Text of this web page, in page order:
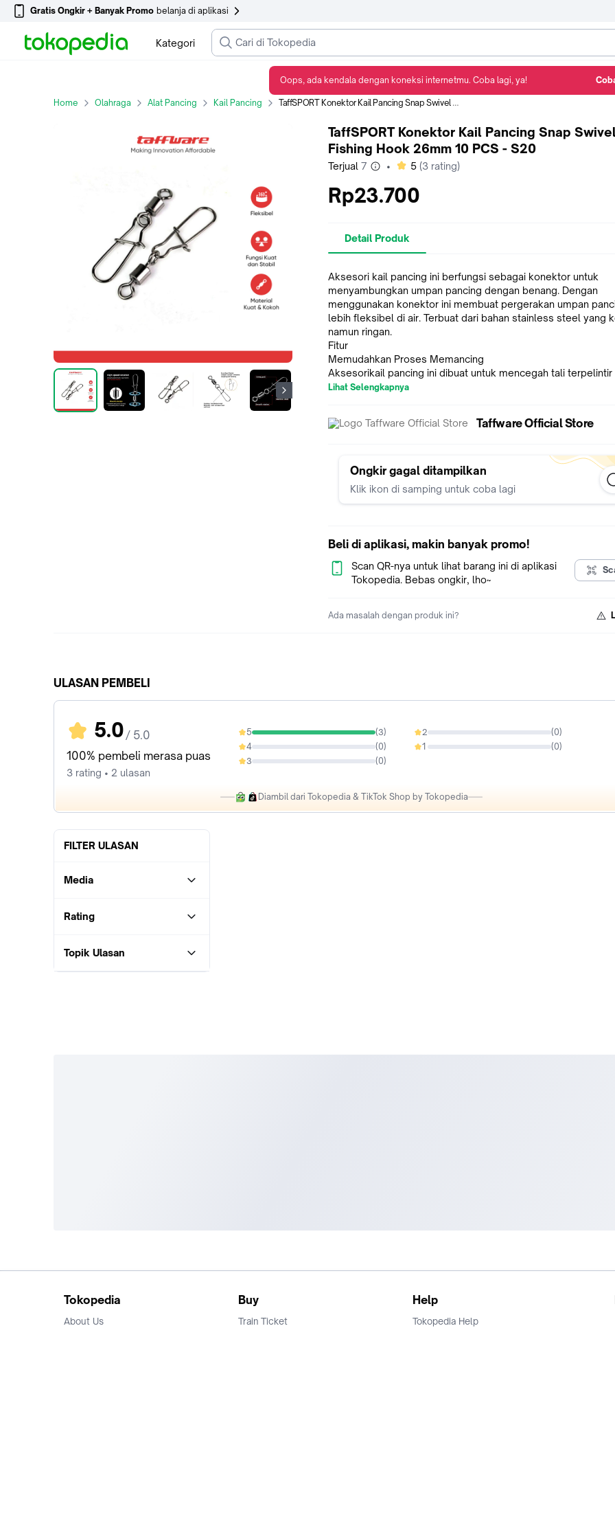
Gratis Ongkir + Banyak Promo belanja di aplikasi
Kategori
Home Olahraga Alat Pancing Kail Pancing TaffSPORT Konektor Kail Pancing Snap Swivel Fishing Hook 26mm 10 PCS - S20
TaffSPORT Konektor Kail Pancing Snap
Fishing Hook 26mm 10 PCS - S20
Terjual 7 • bintang
5 (3 rating)
Rp23.700
Detail Produk
Aksesori kail pancing ini berfungsi sebagai konektor untuk
menyambungkan umpan pancing dengan benang. Dengan
menggunakan konektor ini membuat pergerakan umpan
lebih fleksibel di air. Terbuat dari bahan stainless steel yang
namun ringan.
Fitur
Memudahkan Proses Memancing
Aksesorikail pancing ini dibuat untuk mencegah tali terpelintir
berpotensi putus saat mengambil umpan atau menahan
Bahan Berkualitas
kuat ketika digunakan untuk memancing. Dijamin awet untuk
penggunaan dalam jangka waktu yang lama.
Dapat Banyak Konektor
Dengan harga yang terjangkau, Anda akan mendapatkan 10
kail pancing yang satu ini.
Kelengkapan Produk :
- 10 x TaffSPORT Konektor Kail Pancing Snap Swivel Fishing
26mm - S20
Dimensi: 26 mm
Lihat Selengkapnya
Taffware Official Store
Ongkir gagal ditampilkan
Klik ikon di samping untuk coba lagi
Beli di aplikasi, makin banyak promo!
Scan QR-nya untuk lihat barang ini di aplikasi
Tokopedia. Bebas ongkir, lho~
Ada masalah dengan produk ini?
ULASAN PEMBELI
5.0 / 5.0
100% pembeli merasa puas
3 rating • 2 ulasan
5 (3)
100%
4 (0)
0%
3 (0)
0%
2 (0)
0%
1 (0)
0%
Diambil dari Tokopedia & TikTok Shop by Tokopedia
FILTER ULASAN
Media
Rating
Topik Ulasan
Tokopedia
About Us
Buy
Train Ticket
Help
Tokopedia Help
Oops, ada kendala dengan koneksi internetmu. Coba lagi, ya!